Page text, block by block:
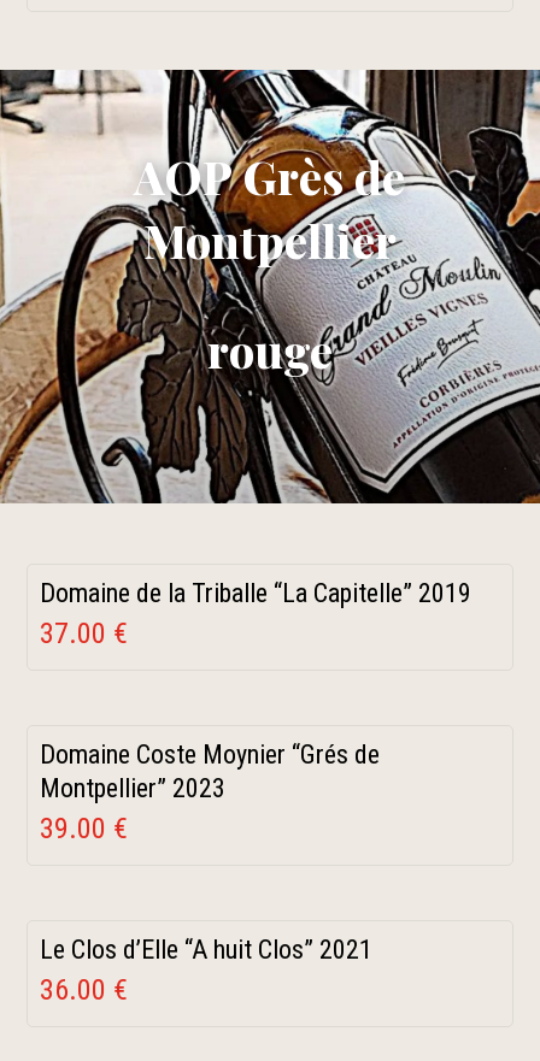
AOP Grès de
Montpellier
rouge
Domaine de la Triballe “La Capitelle” 2019
37.00 €
Domaine Coste Moynier “Grés de
Montpellier” 2023
39.00 €
Le Clos d’Elle “A huit Clos” 2021
36.00 €